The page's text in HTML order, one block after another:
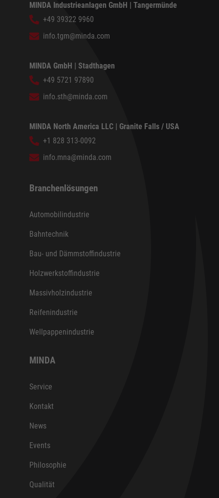
MINDA Industrieanlagen GmbH | Tangermünde
+49 39322 9960
info.tgm@minda.com
MINDA GmbH | Stadthagen
+49 5721 97890
info.sth@minda.com
MINDA North America LLC | Granite Falls / USA
+1 828 313-0092
info.mna@minda.com
Branchenlösungen
Automobilindustrie
Bahntechnik
Bau- und Dämmstoffindustrie
Holzwerkstoffindustrie
Massivholzindustrie
Reifenindustrie
Wellpappenindustrie
MINDA
Service
Kontakt
News
Events
Philosophie
Qualität